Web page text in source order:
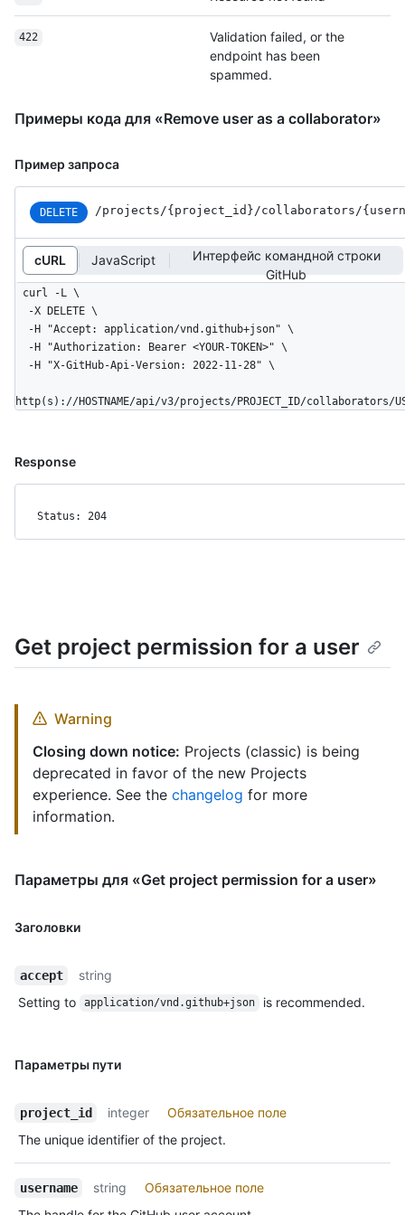
422
Validation failed, or the
endpoint has been
spammed.
Примеры кода для «Remove user as a collaborator»
Пример запроса
DELETE /projects /{project_ id} /collaborators /
cURL JavaScript
Интерфейс командной строки
GitHub
curl -L \
http(s)://HOSTNAME/api/v3/projects/PROJECT_ID/collaborators/
Response
Status: 204
Get project permission for a user
Warning
Closing down notice: Projects (classic) is being
deprecated in favor of the new Projects
experience. See the changelog for more
information.
Параметры для «Get project permission for a user»
Заголовки
accept
string
Setting to
application/vnd.github+json is recommended.
Параметры пути
project_id integer
Обязательное поле
The unique identifier of the project.
username string
Обязательное поле